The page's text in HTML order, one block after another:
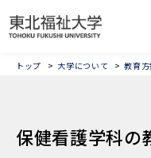
トップ 大学について 教育方
保健看護学科の